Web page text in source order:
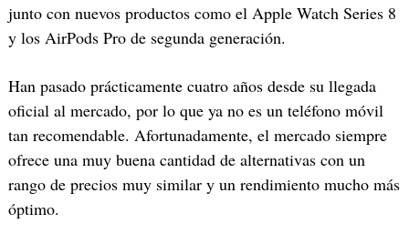
junto con nuevos productos como el Apple Watch Series 8
y los AirPods Pro de segunda generación.
Han pasado prácticamente cuatro años desde su llegada
oficial al mercado, por lo que ya no es un teléfono móvil
tan recomendable. Afortunadamente, el mercado siempre
ofrece una muy buena cantidad de alternativas con un
rango de precios muy similar y un rendimiento mucho más
óptimo.